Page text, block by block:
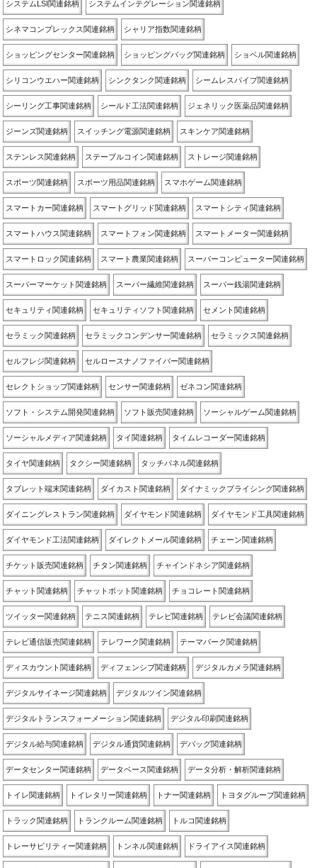
システムLSI関連銘柄 システムインテグレーション関連銘柄
シネマコンプレックス関連銘柄 シャリア指数関連銘柄
ショッピングセンター関連銘柄 ショッピングバッグ関連銘柄 ショベル関連銘柄
シリコンウエハー関連銘柄 シンクタンク関連銘柄 シームレスパイプ関連銘柄
シーリング工事関連銘柄 シールド工法関連銘柄 ジェネリック医薬品関連銘柄
ジーンズ関連銘柄 スイッチング電源関連銘柄 スキンケア関連銘柄
ステンレス関連銘柄 ステーブルコイン関連銘柄 ストレージ関連銘柄
スポーツ関連銘柄 スポーツ用品関連銘柄 スマホゲーム関連銘柄
スマートカー関連銘柄 スマートグリッド関連銘柄 スマートシティ関連銘柄
スマートハウス関連銘柄 スマートフォン関連銘柄 スマートメーター関連銘柄
スマートロック関連銘柄 スマート農業関連銘柄 スーパーコンピューター関連銘柄
スーパーマーケット関連銘柄 スーパー繊維関連銘柄 スーパー銭湯関連銘柄
セキュリティ関連銘柄 セキュリティソフト関連銘柄 セメント関連銘柄
セラミック関連銘柄 セラミックコンデンサー関連銘柄 セラミックス関連銘柄
セルフレジ関連銘柄 セルロースナノファイバー関連銘柄
セレクトショップ関連銘柄 センサー関連銘柄 ゼネコン関連銘柄
ソフト・システム開発関連銘柄 ソフト販売関連銘柄 ソーシャルゲーム関連銘柄
ソーシャルメディア関連銘柄 タイ関連銘柄 タイムレコーダー関連銘柄
タイヤ関連銘柄 タクシー関連銘柄 タッチパネル関連銘柄
タブレット端末関連銘柄 ダイカスト関連銘柄 ダイナミックプライシング関連銘柄
ダイニングレストラン関連銘柄 ダイヤモンド関連銘柄 ダイヤモンド工具関連銘柄
ダイヤモンド工法関連銘柄 ダイレクトメール関連銘柄 チェーン関連銘柄
チケット販売関連銘柄 チタン関連銘柄 チャインドネシア関連銘柄
チャット関連銘柄 チャットボット関連銘柄 チョコレート関連銘柄
ツイッター関連銘柄 テニス関連銘柄 テレビ関連銘柄 テレビ会議関連銘柄
テレビ通信販売関連銘柄 テレワーク関連銘柄 テーマパーク関連銘柄
ディスカウント関連銘柄 ディフェンシブ関連銘柄 デジタルカメラ関連銘柄
デジタルサイネージ関連銘柄 デジタルツイン関連銘柄
デジタルトランスフォーメーション関連銘柄 デジタル印刷関連銘柄
デジタル給与関連銘柄 デジタル通貨関連銘柄 デバッグ関連銘柄
データセンター関連銘柄 データベース関連銘柄 データ分析・解析関連銘柄
トイレ関連銘柄 トイレタリー関連銘柄 トナー関連銘柄 トヨタグループ関連銘柄
トラック関連銘柄 トランクルーム関連銘柄 トルコ関連銘柄
トレーサビリティー関連銘柄 トンネル関連銘柄 ドライアイス関連銘柄